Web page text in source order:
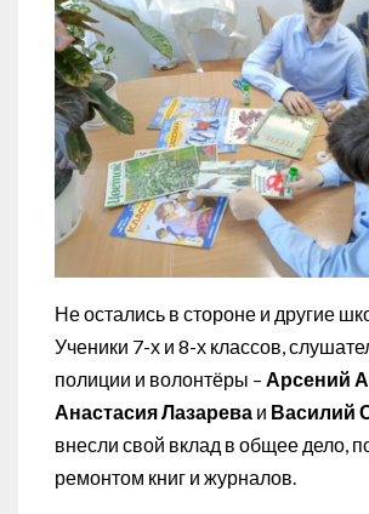
Не остались в стороне и другие
Ученики 7-х и 8-х классов,
полиции и волонтёры – Арсений
Анастасия Лазарева и Василий
внесли свой вклад в общее дело,
ремонтом книг и журналов.